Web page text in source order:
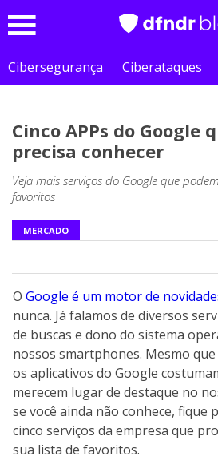
Cibersegurança
Ciberataques
Cinco APPs do Google
precisa conhecer
Veja mais serviços do Google que
favoritos
MERCADO
O Google é um motor de
nunca. Já falamos de diversos
de buscas e dono do sistema
nossos smartphones. Mesmo
os aplicativos do Google
merecem lugar de destaque no
se você ainda não conhece, fique
cinco serviços da empresa que
sua lista de favoritos.